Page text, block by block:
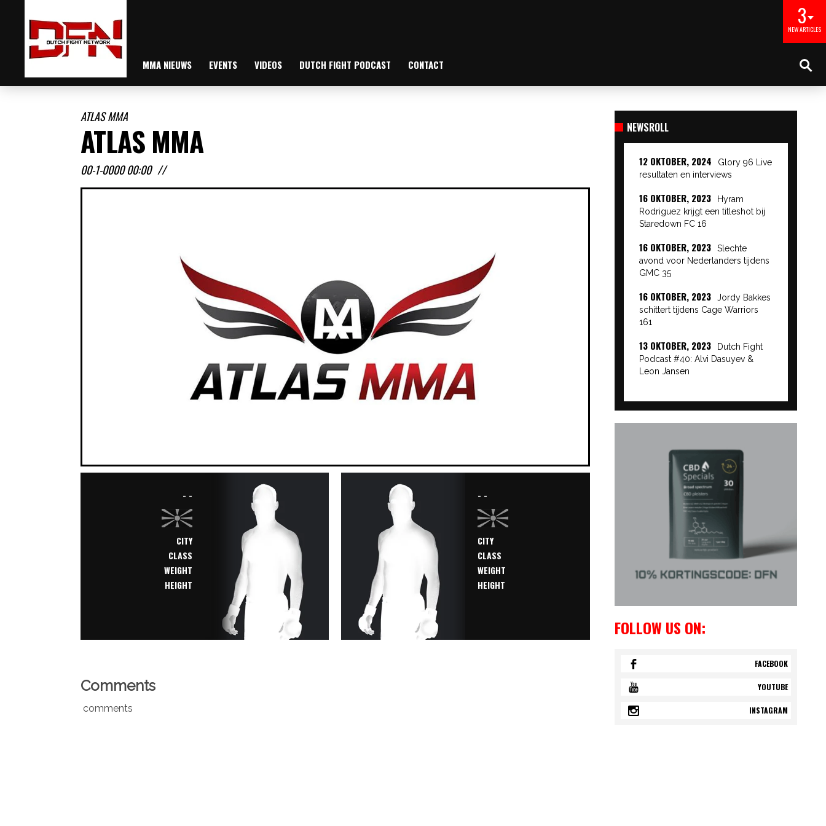
3
NEW ARTICLES
MMA NIEUWS EVENTS VIDEOS DUTCH FIGHT PODCAST CONTACT
ATLAS MMA
ATLAS MMA
00-1-0000 00:00 //
- -
CITY
CLASS
WEIGHT
HEIGHT
- -
CITY
CLASS
WEIGHT
HEIGHT
Comments
comments
NEWSROLL
12 OKTOBER, 2024
Glory 96 Live
resultaten en interviews
16 OKTOBER, 2023
Hyram
Rodriguez krijgt een titleshot bij
Staredown FC 16
16 OKTOBER, 2023
Slechte
avond voor Nederlanders tijdens
GMC 35
16 OKTOBER, 2023
Jordy Bakkes
schittert tijdens Cage Warriors
161
13 OKTOBER, 2023
Dutch Fight
Podcast #40: Alvi Dasuyev &
Leon Jansen
FOLLOW US ON:
FACEBOOK
YOUTUBE
INSTAGRAM